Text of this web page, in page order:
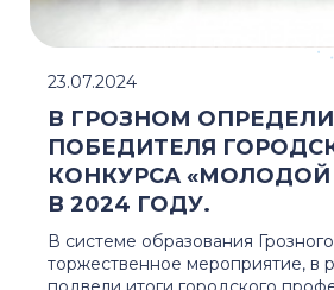
В системе образования
торжественное мероприятие, в
В ГРОЗНОМ
ПОБЕДИТЕЛЯ
КОНКУРСА «МОЛОДОЙ
В 2024 ГОДУ.
23.07.2024